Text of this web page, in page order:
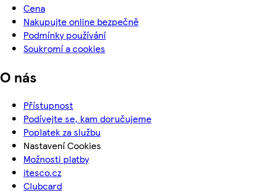
Cena
Nakupujte online bezpečně
Podmínky používání
Soukromí a cookies
O nás
Přístupnost
Podívejte se, kam doručujeme
Poplatek za službu
Nastavení Cookies
Možnosti platby
itesco.cz
Clubcard